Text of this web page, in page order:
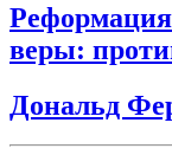
веры:
Дональд